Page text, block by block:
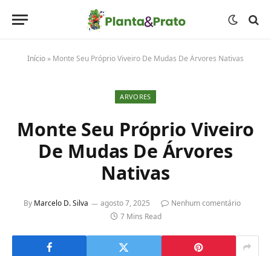
Início » Monte Seu Próprio Viveiro De Mudas De Árvores Nativas
ARVORES
Monte Seu Próprio Viveiro
De Mudas De Árvores
Nativas
By Marcelo D. Silva agosto 7, 2025
Nenhum comentário
7 Mins Read